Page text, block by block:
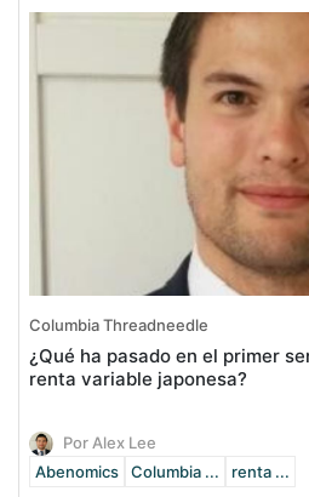
Columbia Threadneedle
¿Qué ha pasado en el primer
renta variable japonesa?
Por Alex Lee
Abenomics
Columbia ... renta ...